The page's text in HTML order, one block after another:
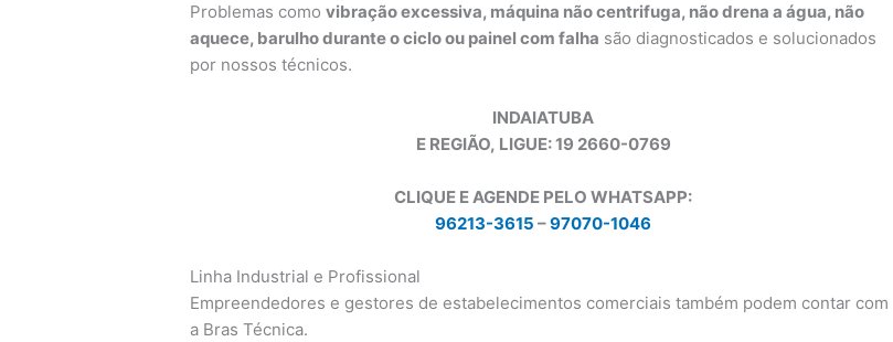
Problemas comovibração excessiva, máquina não centrifuga, não drena a água, não
aquece, barulho durante o ciclo ou painel com falha são diagnosticados e solucionados
por nossos técnicos.
INDAIATUBA
E REGIÃO, LIGUE: 19 2660-0769
CLIQUE E AGENDE PELO WHATSAPP:
96213-3615 –97070-1046
Linha Industrial e Profissional
Empreendedores e gestores de estabelecimentos comerciais também podem contar com
a Bras Técnica.